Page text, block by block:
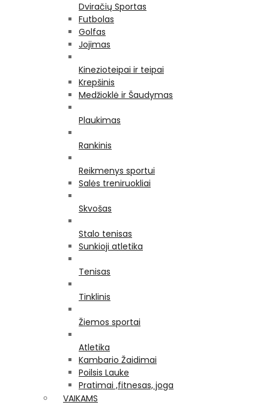
Dviračių Sportas
Futbolas
Golfas
Jojimas
Kinezioteipai ir teipai
Krepšinis
Medžioklė ir Šaudymas
Plaukimas
Rankinis
Reikmenys sportui
Salės treniruokliai
Skvošas
Stalo tenisas
Sunkioji atletika
Tenisas
Tinklinis
Žiemos sportai
Atletika
Kambario Žaidimai
Poilsis Lauke
Pratimai ,fitnesas, joga
VAIKAMS